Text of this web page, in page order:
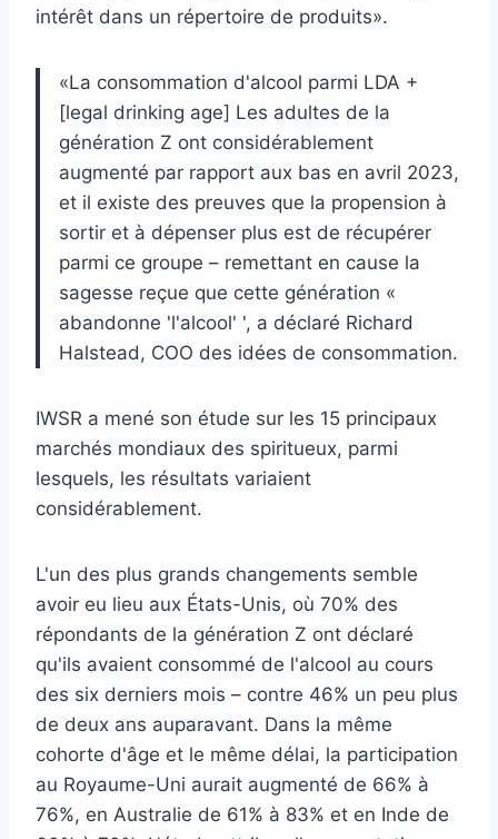
intérêt dans un répertoire de produits».
«La consommation d'alcool parmi LDA +
[legal drinking age] Les adultes de la
génération Z ont considérablement
augmenté par rapport aux bas en avril 2023,
et il existe des preuves que la propension à
sortir et à dépenser plus est de récupérer
parmi ce groupe – remettant en cause la
sagesse reçue que cette génération «
abandonne 'l'alcool' ', a déclaré Richard
Halstead, COO des idées de consommation.
IWSR a mené son étude sur les 15 principaux
marchés mondiaux des spiritueux, parmi
lesquels, les résultats variaient
considérablement.
L'un des plus grands changements semble
avoir eu lieu aux États-Unis, où 70% des
répondants de la génération Z ont déclaré
qu'ils avaient consommé de l'alcool au cours
des six derniers mois – contre 46% un peu plus
de deux ans auparavant. Dans la même
cohorte d'âge et le même délai, la participation
au Royaume-Uni aurait augmenté de 66% à
76%, en Australie de 61% à 83% et en Inde de